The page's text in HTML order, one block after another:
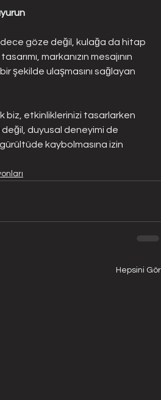
göze değil, kulağa da hitap
markanızın mesajının
bir şekilde ulaşmasını sağlayan
biz, etkinliklerinizi tasarlarken
duyusal deneyimi de
gürültüde kaybolmasına izin
Hepsini Gör